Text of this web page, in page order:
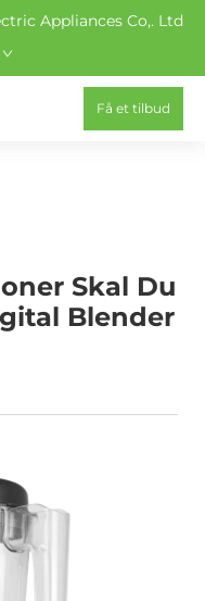
Appliances Co,. Ltd
Få et tilbud
Skal Du
Blender